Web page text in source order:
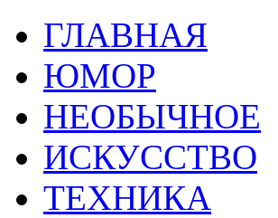
ГЛАВНАЯ
ЮМОР
НЕОБЫЧНОЕ
ИСКУССТВО
ТЕХНИКА